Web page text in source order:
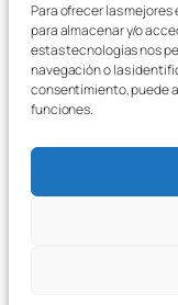
Para ofrecer las
para almacenar y/o
estas tecnologías nos
navegación o las
consentimiento, puede
funciones.
Twenty Twenty-Five